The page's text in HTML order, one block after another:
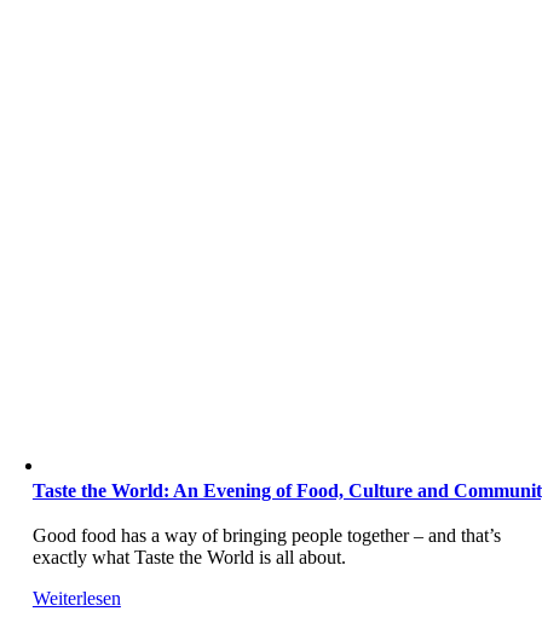
Taste the World: An Evening of Food, Culture and
Good food has a way of bringing people together – and that’s
exactly what Taste the World is all about.
Weiterlesen